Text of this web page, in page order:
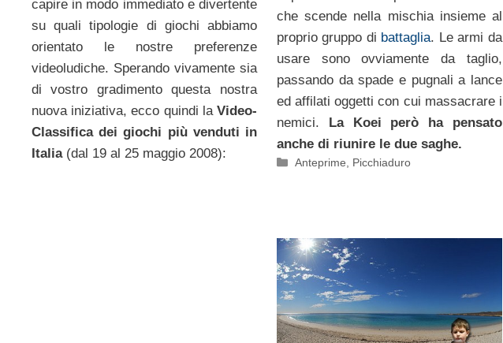
capire in modo immediato e divertente
su quali tipologie di giochi abbiamo
orientato le nostre preferenze
videoludiche. Sperando vivamente sia
di vostro gradimento questa nostra
nuova iniziativa, ecco quindi la Video-
Classifica dei giochi più venduti in
Italia(dal 19 al 25 maggio 2008):
che scende nella mischia insieme al
proprio gruppo di battaglia. Le armi da
usare sono ovviamente da taglio,
passando da spade e pugnali a lance
ed affilati oggetti con cui massacrare i
nemici. La Koei però ha pensato
anche di riunire le due saghe.
Categorie
Anteprime Picchiaduro